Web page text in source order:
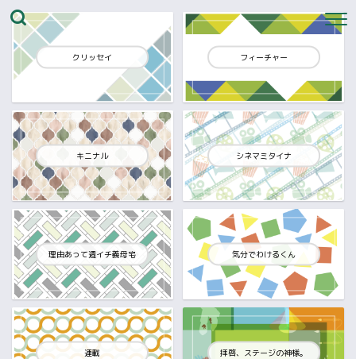
クリッセイ フィーチャー
キニナル シネマミタイナ
理由あって週イチ義母宅 気分でわけるくん
連載 拝啓、ステージの神様。